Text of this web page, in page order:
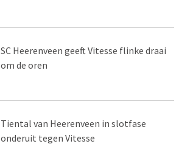
SC Heerenveen geeft Vitesse flinke draai
om de oren
Tiental van Heerenveen in slotfase
onderuit tegen Vitesse